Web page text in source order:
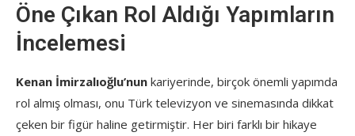
Öne Çıkan Rol Aldığı Yapımların
İncelemesi
Kenan İmirzalıoğlu’nun kariyerinde, birçok önemli yapımda
rol almış olması, onu Türk televizyon ve sinemasında dikkat
çeken bir figür haline getirmiştir. Her biri farklı bir hikaye